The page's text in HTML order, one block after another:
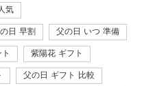
気
日 早割 父の日 いつ 準備
紫陽花 ギフト
父の日 ギフト 比較